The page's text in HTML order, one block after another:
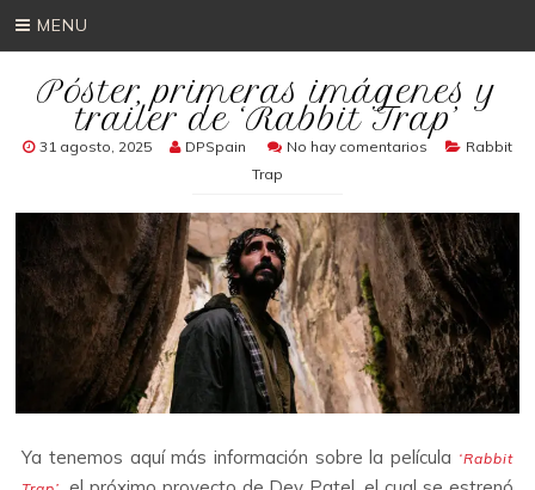
MENU
Póster, primeras imágenes y
trailer de ‘Rabbit Trap’
31 agosto, 2025 DPSpain No hay comentarios
Rabbit
Trap
Ya tenemos aquí más información sobre la película ‘Rabbit